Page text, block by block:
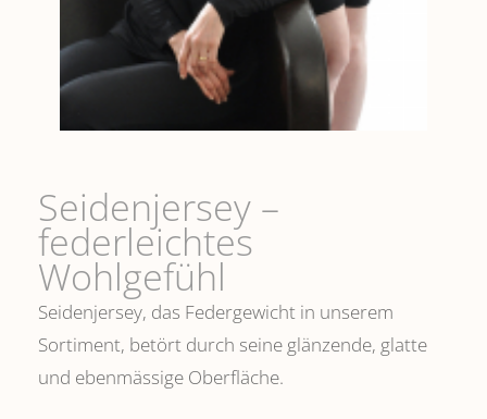
Seidenjersey –
federleichtes
Wohlgefühl
Seidenjersey, das Federgewicht in unserem
Sortiment, betört durch seine glänzende, glatte
und ebenmässige Oberfläche.